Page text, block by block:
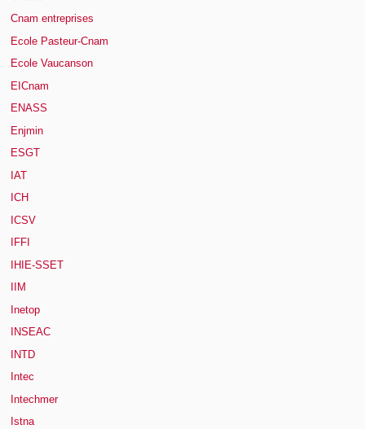
Cnam entreprises
Ecole Pasteur-Cnam
Ecole Vaucanson
EICnam
ENASS
Enjmin
ESGT
IAT
ICH
ICSV
IFFI
IHIE-SSET
IIM
Inetop
INSEAC
INTD
Intec
Intechmer
Istna